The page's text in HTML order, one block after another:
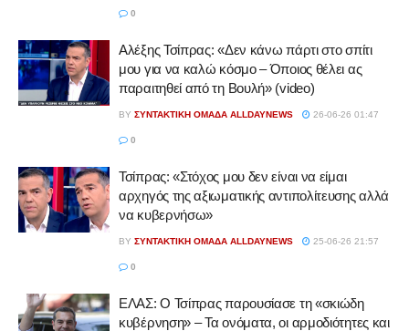
0
Αλέξης Τσίπρας: «Δεν κάνω πάρτι στο σπίτι
μου για να καλώ κόσμο – Όποιος θέλει ας
παραιτηθεί από τη Βουλή» (video)
BY ΣΥΝΤΑΚΤΙΚΉ ΟΜΆΔΑ ALLDAYNEWS 26-06-26 01:47
0
Τσίπρας: «Στόχος μου δεν είναι να είμαι
αρχηγός της αξιωματικής αντιπολίτευσης αλλά
να κυβερνήσω»
BY ΣΥΝΤΑΚΤΙΚΉ ΟΜΆΔΑ ALLDAYNEWS 25-06-26 21:57
0
ΕΛΑΣ: Ο Τσίπρας παρουσίασε τη «σκιώδη
κυβέρνηση» – Τα ονόματα, οι αρμοδιότητες και